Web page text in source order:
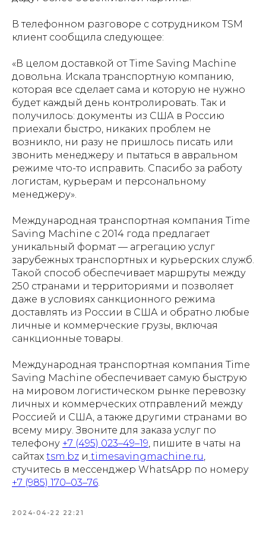
В телефонном разговоре с сотрудником TSM
клиент сообщила следующее:
«В целом доставкой от Time Saving Machine
довольна. Искала транспортную компанию,
которая все сделает сама и которую не нужно
будет каждый день контролировать. Так и
получилось: документы из США в Россию
приехали быстро, никаких проблем не
возникло, ни разу не пришлось писать или
звонить менеджеру и пытаться в авральном
режиме что-то исправить. Спасибо за работу
логистам, курьерам и персональному
менеджеру».
Международная транспортная компания Time
Saving Machine с 2014 года предлагает
уникальный формат — агрегацию услуг
зарубежных транспортных и курьерских служб.
Такой способ обеспечивает маршруты между
250 странами и территориями и позволяет
даже в условиях санкционного режима
доставлять из России в США и обратно любые
личные и коммерческие грузы, включая
санкционные товары.
Международная транспортная компания Time
Saving Machine обеспечивает самую быструю
на мировом логистическом рынке перевозку
личных и коммерческих отправлений между
Россией и США, а также другими странами во
всему миру. Звоните для заказа услуг по
телефону +7 (495) 023–49–19 , пишите в чаты на
сайтах tsm.bz и timesavingmachine.ru
стучитесь в мессенджер WhatsApp по номеру
+7 (985) 170–03–76
2024-04-22 22:21